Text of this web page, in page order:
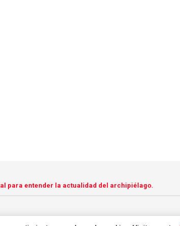
para entender la actualidad del archipiélago.